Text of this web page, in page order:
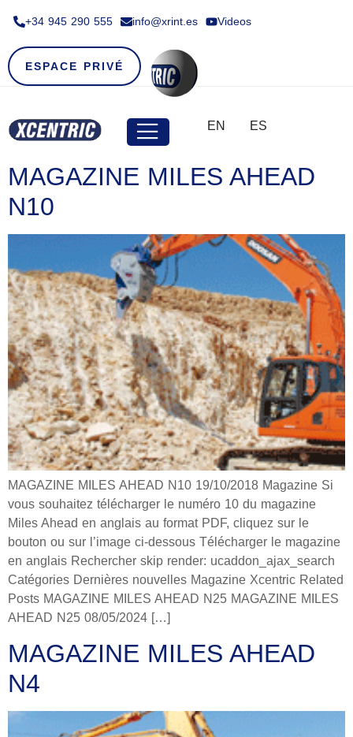
+34 945 290 555​ info@xrint.es Videos
ESPACE PRIVÉ
EN ES
MAGAZINE MILES AHEAD
N10
MAGAZINE MILES AHEAD N10 19/10/2018 Magazine Si
vous souhaitez télécharger le numéro 10 du magazine
Miles Ahead en anglais au format PDF, cliquez sur le
bouton ou sur l’image ci-dessous Télécharger le magazine
en anglais Rechercher skip render: ucaddon_ajax_search
Catégories Dernières nouvelles Magazine Xcentric Related
Posts MAGAZINE MILES AHEAD N25 MAGAZINE MILES
AHEAD N25 08/05/2024 […]
MAGAZINE MILES AHEAD
N4